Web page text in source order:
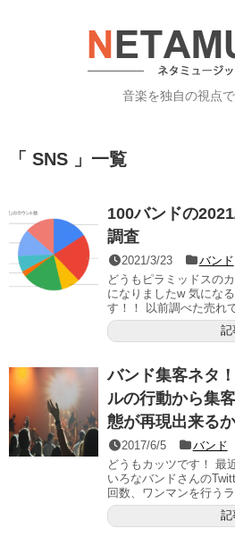
音楽を独自の視点
「 SNS 」一覧
100バンドの
調査
2021/3/23
バンド
どうもピラミッドスの
になりましたw 気にな
す！！ 以前調べた売れ
記
バンド集客ネタ
ルの行動から集
態が再現出来る
2017/6/5
バンド
どうもカッツです！ 最
いろなバンドさんの
回数、ワンマンを行うラ
記